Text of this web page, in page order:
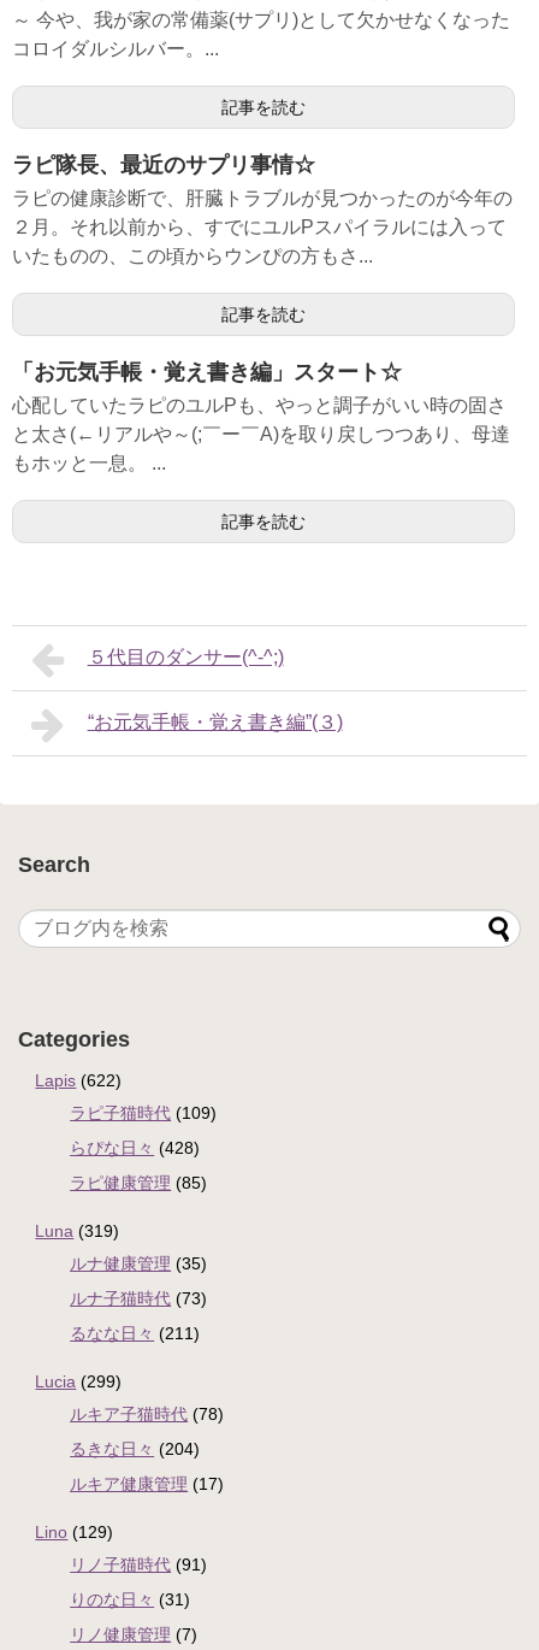
～ 今や、我が家の常備薬(サプリ)として欠かせなくなった
コロイダルシルバー。...
記事を読む
ラピ隊長、最近のサプリ事情☆
ラピの健康診断で、肝臓トラブルが見つかったのが今年の
２月。それ以前から、すでにユルPスパイラルには入って
いたものの、この頃からウンぴの方もさ...
記事を読む
「お元気手帳・覚え書き編」スタート☆
心配していたラピのユルPも、やっと調子がいい時の固さ
と太さ(←リアルや～(;￣ー￣A)を取り戻しつつあり、母達
もホッと一息。 ...
記事を読む
５代目のダンサー(^-^;)
“お元気手帳・覚え書き編”(３)
Search
Categories
Lapis (622)
ラピ子猫時代 (109)
らぴな日々 (428)
ラピ健康管理 (85)
Luna (319)
ルナ健康管理 (35)
ルナ子猫時代 (73)
るなな日々 (211)
Lucia (299)
ルキア子猫時代 (78)
るきな日々 (204)
ルキア健康管理 (17)
Lino (129)
リノ子猫時代 (91)
りのな日々 (31)
リノ健康管理 (7)